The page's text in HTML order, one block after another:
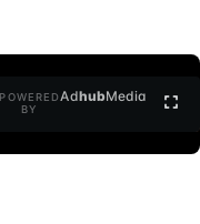
POWERED
BY
AdhubMedia